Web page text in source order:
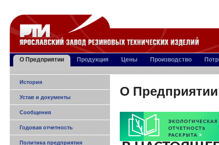
О Предприятии Продукция Цены Производство
История
Устав и документы
Сообщения
Годовая отчетность
Политика предприятия
О Предприятии